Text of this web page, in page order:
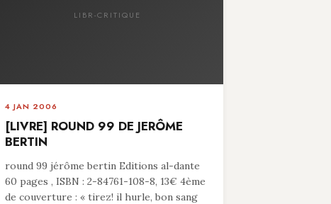
LIBR-CRITIQUE
4 JAN 2006
[LIVRE] ROUND 99 DE JERÔME
BERTIN
round 99 jérôme bertin Editions al-dante
60 pages , ISBN : 2-84761-108-8, 13€ 4ème
de couverture : « tirez! il hurle, bon sang